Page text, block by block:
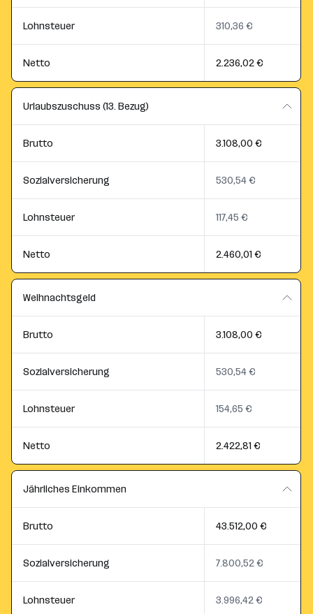
Lohnsteuer 310,36 €
Netto 2.236,02 €
Urlaubszuschuss (13. Bezug)
Brutto 3.108,00 €
Sozialversicherung 530,54 €
Lohnsteuer 117,45 €
Netto 2.460,01 €
Weihnachtsgeld
Brutto 3.108,00 €
Sozialversicherung 530,54 €
Lohnsteuer 154,65 €
Netto 2.422,81 €
Jährliches Einkommen
Brutto 43.512,00 €
Sozialversicherung 7.800,52 €
Lohnsteuer 3.996,42 €